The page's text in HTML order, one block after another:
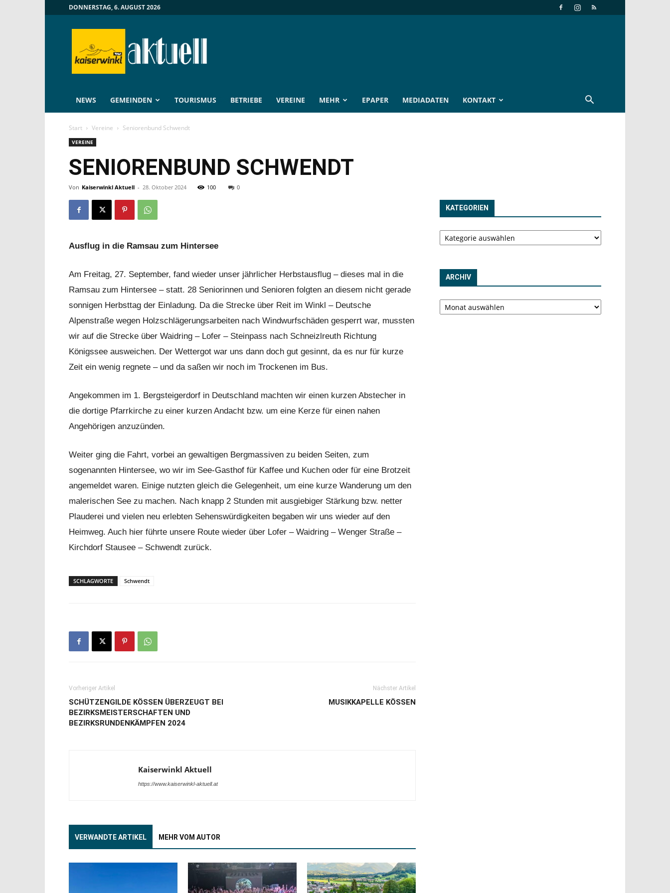
DONNERSTAG, 6. AUGUST 2026
Aktuell
NEWS GEMEINDEN TOURISMUS BETRIEBE VEREINE MEHR EPAPER MEDIADATEN KONTAKT
Start Vereine Seniorenbund Schwendt
VEREINE
SENIORENBUND SCHWENDT
Von Kaiserwinkl Aktuell - 28. Oktober 2024 100 0
Ausflug in die Ramsau zum Hintersee
Am Freitag, 27. September, fand wieder unser jährlicher Herbstausflug – dieses mal in die
Ramsau zum Hintersee – statt. 28 Seniorinnen und Senioren folgten an diesem nicht gerade
sonnigen Herbsttag der Einladung. Da die Strecke über Reit im Winkl – Deutsche
Alpenstraße wegen Holzschlägerungsarbeiten nach Windwurfschäden gesperrt war, mussten
wir auf die Strecke über Waidring – Lofer – Steinpass nach Schneizlreuth Richtung
Königssee ausweichen. Der Wettergot war uns dann doch gut gesinnt, da es nur für kurze
Zeit ein wenig regnete – und da saßen wir noch im Trockenen im Bus.
Angekommen im 1. Bergsteigerdorf in Deutschland machten wir einen kurzen Abstecher in
die dortige Pfarrkirche zu einer kurzen Andacht bzw. um eine Kerze für einen nahen
Angehörigen anzuzünden.
Weiter ging die Fahrt, vorbei an gewaltigen Bergmassiven zu beiden Seiten, zum
sogenannten Hintersee, wo wir im See-Gasthof für Kaffee und Kuchen oder für eine Brotzeit
angemeldet waren. Einige nutzten gleich die Gelegenheit, um eine kurze Wanderung um den
malerischen See zu machen. Nach knapp 2 Stunden mit ausgiebiger Stärkung bzw. netter
Plauderei und vielen neu erlebten Sehenswürdigkeiten begaben wir uns wieder auf den
Heimweg. Auch hier führte unsere Route wieder über Lofer – Waidring – Wenger Straße –
Kirchdorf Stausee – Schwendt zurück.
SCHLAGWORTE Schwendt
Vorheriger Artikel
SCHÜTZENGILDE KÖSSEN ÜBERZEUGT BEI
BEZIRKSMEISTERSCHAFTEN UND
BEZIRKSRUNDENKÄMPFEN 2024
Nächster Artikel
MUSIKKAPELLE KÖSSEN
Kaiserwinkl Aktuell
https://www.kaiserwinkl-aktuell.at
VERWANDTE ARTIKEL MEHR VOM AUTOR
KATEGORIEN
Kategorien
ARCHIV
Archiv